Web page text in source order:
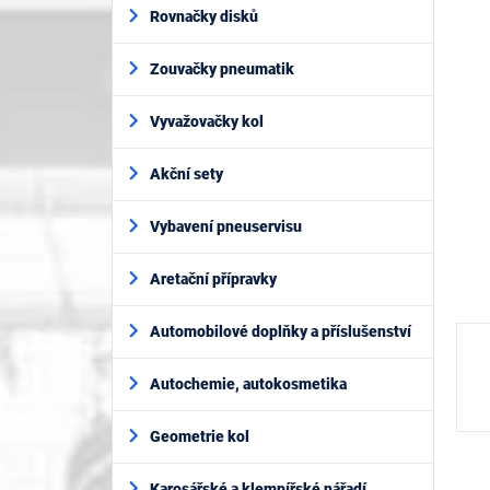
í
e
Rovnačky disků
Zouvačky pneumatik
Vyvažovačky kol
Akční sety
Vybavení pneuservisu
Aretační přípravky
Automobilové doplňky a příslušenství
Autochemie, autokosmetika
Geometrie kol